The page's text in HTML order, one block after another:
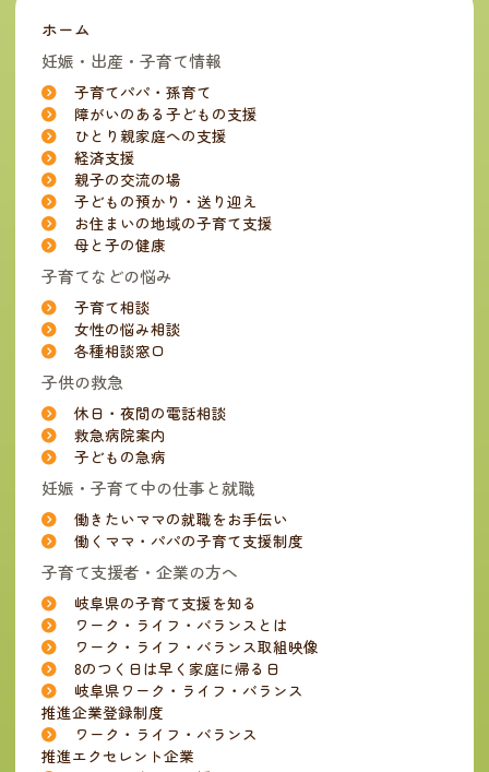
ホーム
妊娠・出産・子育て情報
子育てパパ・孫育て
障がいのある子どもの支援
ひとり親家庭への支援
経済支援
親子の交流の場
子どもの預かり・送り迎え
お住まいの地域の子育て支援
母と子の健康
子育てなどの悩み
子育て相談
女性の悩み相談
各種相談窓口
子供の救急
休日・夜間の電話相談
救急病院案内
子どもの急病
妊娠・子育て中の仕事と就職
働きたいママの就職をお手伝い
働くママ・パパの子育て支援制度
子育て支援者・企業の方へ
岐阜県の子育て支援を知る
ワーク・ライフ・バランスとは
ワーク・ライフ・バランス取組映像
8のつく日は早く家庭に帰る日
岐阜県ワーク・ライフ・バランス
推進企業登録制度
ワーク・ライフ・バランス
推進エクセレント企業